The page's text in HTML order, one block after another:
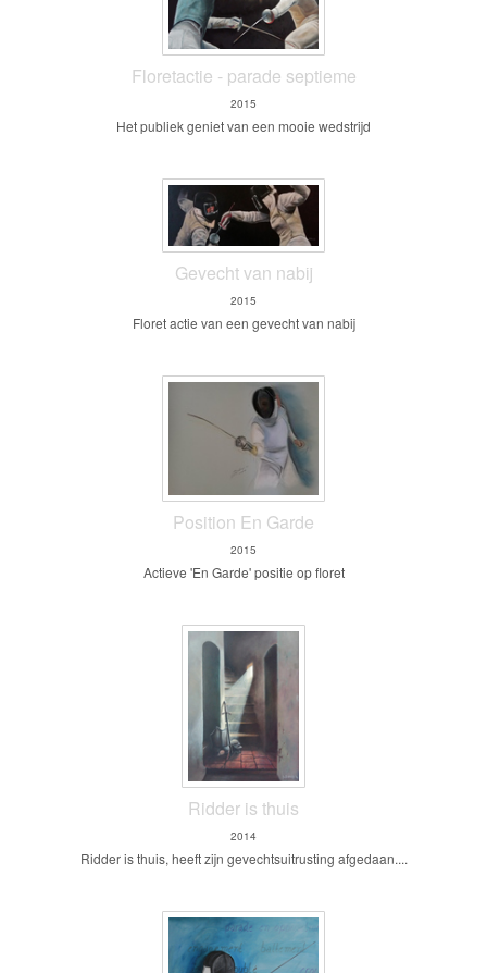
Floretactie - parade septieme
2015
Het publiek geniet van een mooie wedstrijd
Gevecht van nabij
2015
Floret actie van een gevecht van nabij
Position En Garde
2015
Actieve 'En Garde' positie op floret
Ridder is thuis
2014
Ridder is thuis, heeft zijn gevechtsuitrusting afgedaan....